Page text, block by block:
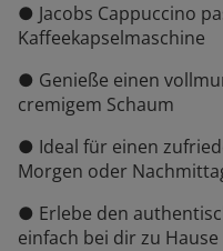
● Jacobs Cappuccino
Kaffeekapselmaschine
● Genieße einen
cremigem Schaum
● Ideal für einen
Morgen oder
● Erlebe den
einfach bei dir zu Hause